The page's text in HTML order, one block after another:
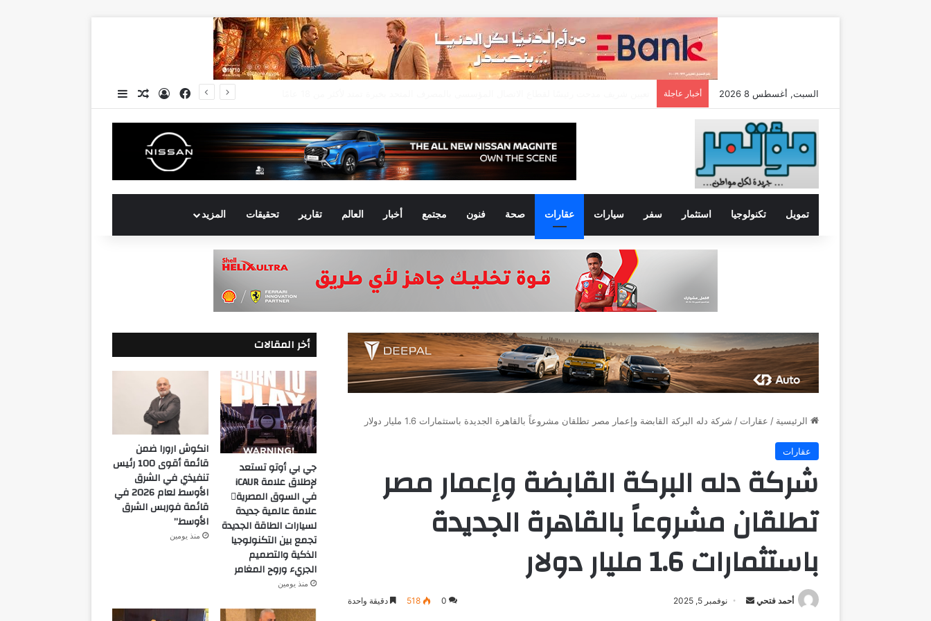
السبت, أغسطس 8 2026 أخبار عاجلة فيسبوكتسجيل الدخول
مقال عشوائي
إضافة عمود جانبي
تمويل تكنولوجيا استثمار سفر سيارات عقارات صحة فنون مجتمع أخبار العالم تقارير تحقيقات المزيد
الرئيسية / عقارات / شركة دله البركة القابضة وإعمار مصر تطلقان مشروعاً بالقاهرة الجديدة باستثمارات 1.6 مليار دولار
عقارات
شركة دله البركة القابضة وإعمار مصر
تطلقان مشروعاً بالقاهرة الجديدة
باستثمارات 1.6 مليار دولار
أحمد فتحي
أرسل نوفمبر 5, 2025 0
518 دقيقة واحدة
أخر المقالات
جي بي أوتو تستعد
لإطلاق علامة iCAUR
في السوق المصرية
علامة عالمية جديدة
لسيارات الطاقة الجديدة
تجمع بين التكنولوجيا
الذكية والتصميم
الجريء وروح المغامر
منذ يومين
انكوش ارورا ضمن
قائمة أقوى 100 رئيس
تنفيذي في الشرق
الأوسط لعام 2026 في
قائمة فوربس الشرق
الأوسط”
منذ يومين